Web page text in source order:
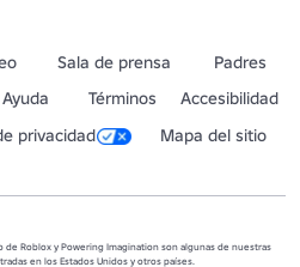
Sala de prensa
Padres
Ayuda Términos
Accesibilidad
privacidad Mapa del sitio
Roblox y Powering Imagination son algunas de nuestras
en los Estados Unidos y otros países.